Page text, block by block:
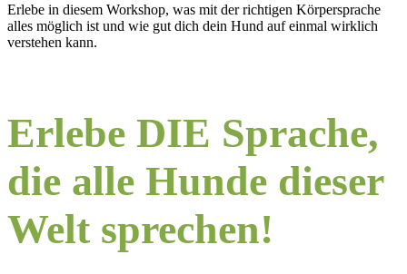
Erlebe in diesem Workshop, was mit der richtigen Körpersprache
alles möglich ist und wie gut dich dein Hund auf einmal wirklich
verstehen kann.
Erlebe DIE Sprache,
die alle Hunde dieser
Welt sprechen!